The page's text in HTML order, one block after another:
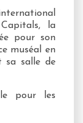
la
pour son
muséal en
sa salle de
pour les